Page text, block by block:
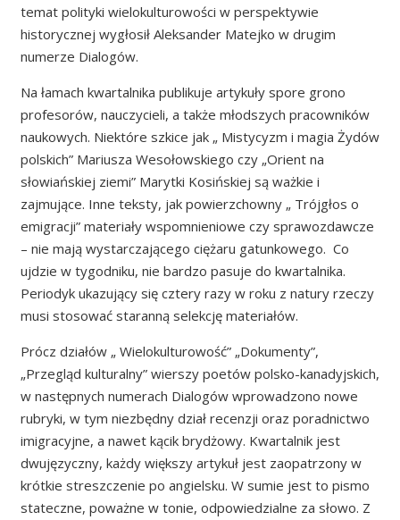
temat polityki wielokulturowości w perspektywie
historycznej wygłosił Aleksander Matejko w drugim
numerze Dialogów.
Na łamach kwartalnika publikuje artykuły spore grono
profesorów, nauczycieli, a także młodszych pracowników
naukowych. Niektóre szkice jak „ Mistycyzm i magia Żydów
polskich” Mariusza Wesołowskiego czy „Orient na
słowiańskiej ziemi” Marytki Kosińskiej są ważkie i
zajmujące. Inne teksty, jak powierzchowny „ Trójgłos o
emigracji” materiały wspomnieniowe czy sprawozdawcze
– nie mają wystarczającego ciężaru gatunkowego. Co
ujdzie w tygodniku, nie bardzo pasuje do kwartalnika.
Periodyk ukazujący się cztery razy w roku z natury rzeczy
musi stosować staranną selekcję materiałów.
Prócz działów „ Wielokulturowość” „Dokumenty”,
„Przegląd kulturalny” wierszy poetów polsko-kanadyjskich,
w następnych numerach Dialogów wprowadzono nowe
rubryki, w tym niezbędny dział recenzji oraz poradnictwo
imigracyjne, a nawet kącik brydżowy. Kwartalnik jest
dwujęzyczny, każdy większy artykuł jest zaopatrzony w
krótkie streszczenie po angielsku. W sumie jest to pismo
stateczne, poważne w tonie, odpowiedzialne za słowo. Z